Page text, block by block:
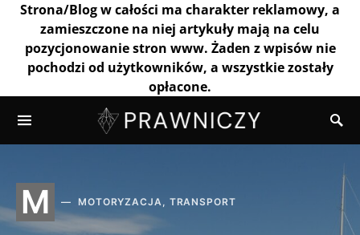
Strona/Blog w całości ma charakter reklamowy, a
zamieszczone na niej artykuły mają na celu
pozycjonowanie stron www. Żaden z wpisów nie
pochodzi od użytkowników, a wszystkie zostały
opłacone.
M MOTORYZACJA, TRANSPORT